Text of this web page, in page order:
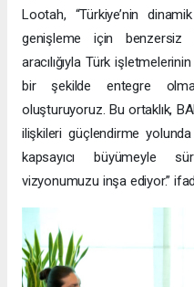
Lootah, “Türkiye’nin
genişleme için benzersiz
aracılığıyla Türk
bir şekilde entegre
oluşturuyoruz. Bu ortaklık,
ilişkileri güçlendirme
kapsayıcı büyümeyle
vizyonumuzu inşa ediyor.”